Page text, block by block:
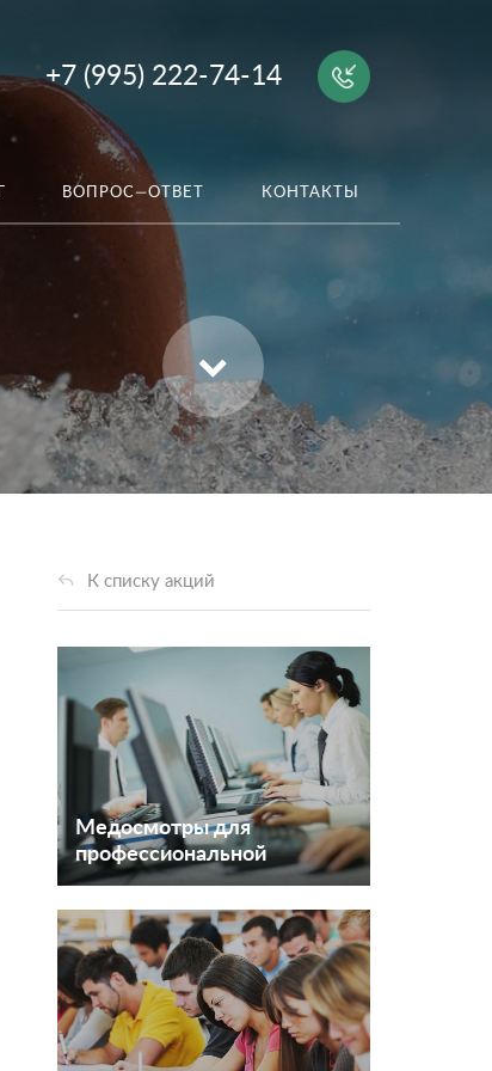
+7 (995) 222-74-14
ВОПРОС—ОТВЕТ КОНТАКТЫ
К списку акций
Медосмотры для
профессиональной
деятельности